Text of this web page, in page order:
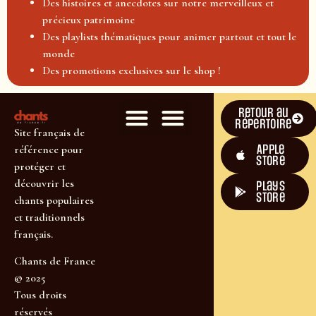
précieux patrimoine
Des playlists thématiques pour animer partout et tout le
monde
Des promotions exclusives sur le shop !
Site français de
référence pour
protéger et
découvrir les
chants populaires
et traditionnels
français.
Chants de France
© 2025
Tous droits
réservés
Retour au
répertoire
Apple
Store
plays
store